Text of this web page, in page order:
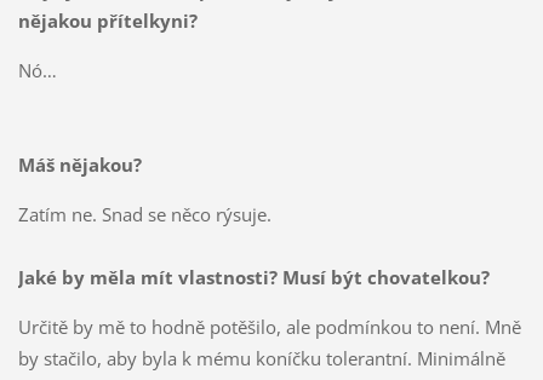
nějakou přítelkyni?
Nó…
Máš nějakou?
Zatím ne. Snad se něco rýsuje.
Jaké by měla mít vlastnosti? Musí být chovatelkou?
Určitě by mě to hodně potěšilo, ale podmínkou to není. Mně
by stačilo, aby byla k mému koníčku tolerantní. Minimálně